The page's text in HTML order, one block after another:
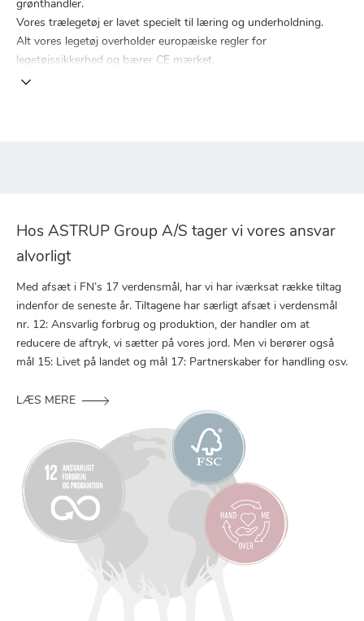
grønthandler.
Vores trælegetøj er lavet specielt til læring og underholdning.
Alt vores legetøj overholder europæiske regler for
legetøjssikkerhed og bærer CE mærket.
Hos ASTRUP Group A/S tager vi vores ansvar
alvorligt
Med afsæt i FN’s 17 verdensmål, har vi har iværksat række tiltag
indenfor de seneste år. Tiltagene har særligt afsæt i verdensmål
nr. 12: Ansvarlig forbrug og produktion, der handler om at
reducere de aftryk, vi sætter på vores jord. Men vi berører også
mål 15: Livet på landet og mål 17: Partnerskaber for handling osv.
LÆS MERE